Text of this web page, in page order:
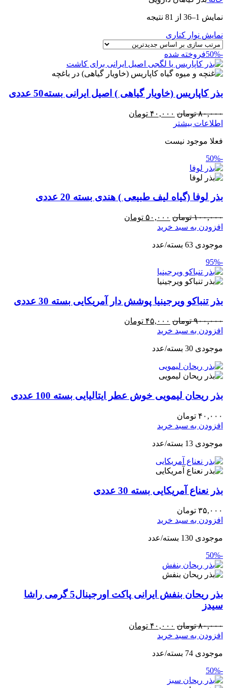
نمایش 1–36 از 81 نتیجه
نمایش نوار کناری
-50% فروخته شده
بذر کاپاریس (خاویار گیاهی ) اصیل ایرانی بسته50 عددی
۸۰,۰۰۰ تومان ۴۰,۰۰۰ تومان
اطلاعات بیشتر
فعلا موجود نیست
-50%
بذر لوفا (گیاه لیف طبیعی ) هندی بسته 20 عددی
۱۰۰,۰۰۰ تومان ۵۰,۰۰۰ تومان
افزودن به سبد خرید
موجودی 63 بسته/عدد
-95%
بذر تنباکو ویرجینیا پوشش دار آمریکایی بسته 30 عددی
۹۰۰,۰۰۰ تومان ۴۵,۰۰۰ تومان
افزودن به سبد خرید
موجودی 30 بسته/عدد
بذر ریحان لیمویی خوش عطر ایتالیایی بسته 100 عددی
۴۰,۰۰۰ تومان
افزودن به سبد خرید
موجودی 13 بسته/عدد
بذر نعناع آمریکایی بسته 30 عددی
۳۵,۰۰۰ تومان
افزودن به سبد خرید
موجودی 130 بسته/عدد
-50%
بذر ریحان بنفش ایرانی پاکت اورجینال5 گرمی راشا
سیدز
۸۰,۰۰۰ تومان ۴۰,۰۰۰ تومان
افزودن به سبد خرید
موجودی 74 بسته/عدد
-50%